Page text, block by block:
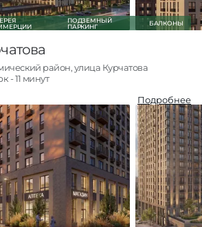
ПОДЗЕМНЫЙ
ПАРКИНГ
БАЛКОНЫ
район, улица Курчатова
- 11 минут
Подробнее
от 4.5 млн руб
от 5.2 млн руб
от 7.6 млн руб
от 10.0 млн руб
Все квартиры